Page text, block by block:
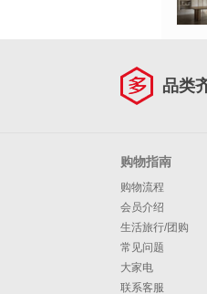
品类
购物指南
购物流程
会员介绍
生活旅行/团购
常见问题
大家电
联系客服